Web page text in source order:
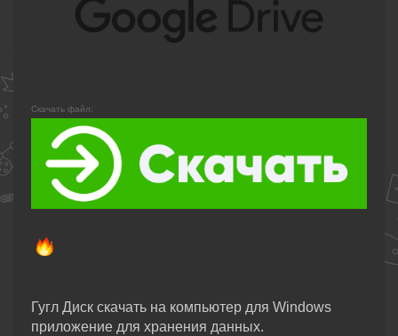
Скачать файл:
Гугл Диск скачать на компьютер для Windows
приложение для хранения данных.